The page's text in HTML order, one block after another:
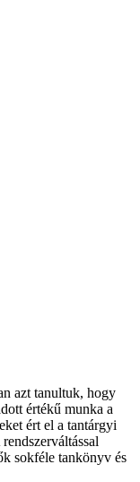
azt tanultuk, hogy
értékű munka a
ért el a tantárgyi
sokféle tankönyv és